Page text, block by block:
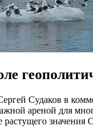
Судаков в
ареной для
растущего